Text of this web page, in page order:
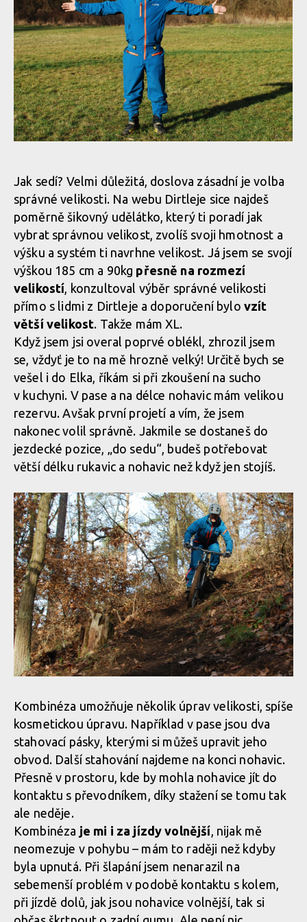
Test: kombinéza Dirtlej Dirtsuit core edition - a neřešíš špatné
počasí
Test: kombinéza Dirtlej Dirtsuit core edition - a neřešíš špatné
počasí
počasí
Test: kombinéza Dirtlej Dirtsuit core edition - a neřešíš špatné
počasí
Test: kombinéza Dirtlej Dirtsuit core edition - a neřešíš špatné
počasí
Test: kombinéza Dirtlej Dirtsuit core edition - a neřešíš špatné
počasí
Test: kombinéza Dirtlej Dirtsuit core edition - a neřešíš špatné
počasí
Test: kombinéza Dirtlej Dirtsuit core edition - a neřešíš špatné
počasí
Test: kombinéza Dirtlej Dirtsuit core edition - a neřešíš špatné
počasí
Test: kombinéza Dirtlej Dirtsuit core edition - a neřešíš špatné
počasí
Test: kombinéza Dirtlej Dirtsuit core edition - a neřešíš špatné
počasí
Test: kombinéza Dirtlej Dirtsuit core edition - a neřešíš špatné
počasí
Test: kombinéza Dirtlej Dirtsuit core edition - a neřešíš špatné
počasí
Test: kombinéza Dirtlej Dirtsuit core edition - a neřešíš špatné
počasí
Jak sedí? Velmi důležitá, doslova zásadní je volba
správné velikosti. Na webu Dirtleje sice najdeš
poměrně šikovný udělátko, který ti poradí jak
vybrat správnou velikost, zvolíš svoji hmotnost a
výšku a systém ti navrhne velikost. Já jsem se svojí
výškou 185 cm a 90kg přesně na rozmezí
velikostí, konzultoval výběr správné velikosti
přímo s lidmi z Dirtleje a doporučení bylo vzít
větší velikost. Takže mám XL.
Když jsem jsi overal poprvé oblékl, zhrozil jsem
se, vždyť je to na mě hrozně velký! Určitě bych se
vešel i do Elka, říkám si při zkoušení na sucho
v kuchyni. V pase a na délce nohavic mám velikou
rezervu. Avšak první projetí a vím, že jsem
nakonec volil správně. Jakmile se dostaneš do
jezdecké pozice, „do sedu“, budeš potřebovat
větší délku rukavic a nohavic než když jen stojíš.
Kombinéza umožňuje několik úprav velikosti, spíše
kosmetickou úpravu. Například v pase jsou dva
stahovací pásky, kterými si můžeš upravit jeho
obvod. Další stahování najdeme na konci nohavic.
Přesně v prostoru, kde by mohla nohavice jít do
kontaktu s převodníkem, díky stažení se tomu tak
ale neděje.
Kombinéza je mi i za jízdy volnější, nijak mě
neomezuje v pohybu – mám to raději než kdyby
byla upnutá. Při šlapání jsem nenarazil na
sebemenší problém v podobě kontaktu s kolem,
při jízdě dolů, jak jsou nohavice volnější, tak si